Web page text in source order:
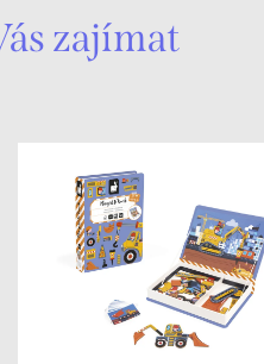
zajímat